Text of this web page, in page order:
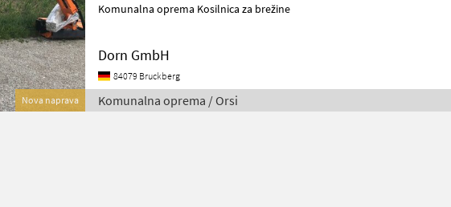
Nova naprava
Komunalna oprema Kosilnica za brežine
Dorn GmbH
84079 Bruckberg
Komunalna oprema / Orsi